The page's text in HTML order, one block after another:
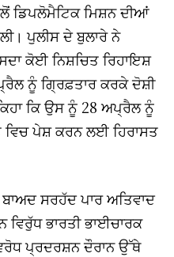
ਡਿਪਲੋਮੈਟਿਕ ਮਿਸ਼ਨ ਦੀਆਂ
ਪੁਲੀਸ ਦੇ ਬੁਲਾਰੇ ਨੇ
ਕੋਈ ਨਿਸ਼ਚਿਤ ਰਿਹਾਇਸ਼
ਨੂੰ ਗ੍ਰਿਫ਼ਤਾਰ ਕਰਕੇ ਦੋਸ਼ੀ
ਕਿ ਉਸ ਨੂੰ 28 ਅਪ੍ਰੈਲ ਨੂੰ
ਪੇਸ਼ ਕਰਨ ਲਈ ਹਿਰਾਸਤ
ਸਰਹੱਦ ਪਾਰ ਅਤਿਵਾਦ
ਵਿਰੁੱਧ ਭਾਰਤੀ ਭਾਈਚਾਰਕ
ਪ੍ਰਦਰਸ਼ਨ ਦੌਰਾਨ ਉੱਥੇ